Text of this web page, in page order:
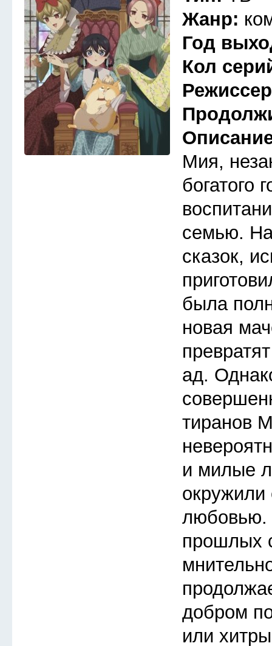
Жанр:
Год
Кол
Мия,
богатого
семью.
сказок,
была
новая
ад.
тиранов
и милые
окружили
любовью.
прошлых
добром
или